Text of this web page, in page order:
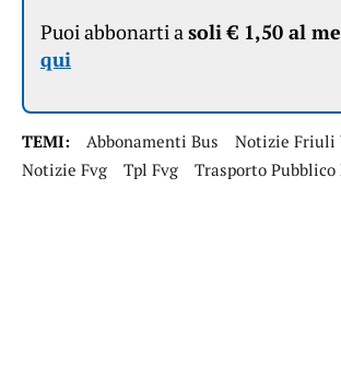
Puoi abbonarti asoli € 1,50 al
qui
TEMI: Abbonamenti Bus
Notizie Friuli
Notizie Fvg
Tpl Fvg Trasporto Pubblico